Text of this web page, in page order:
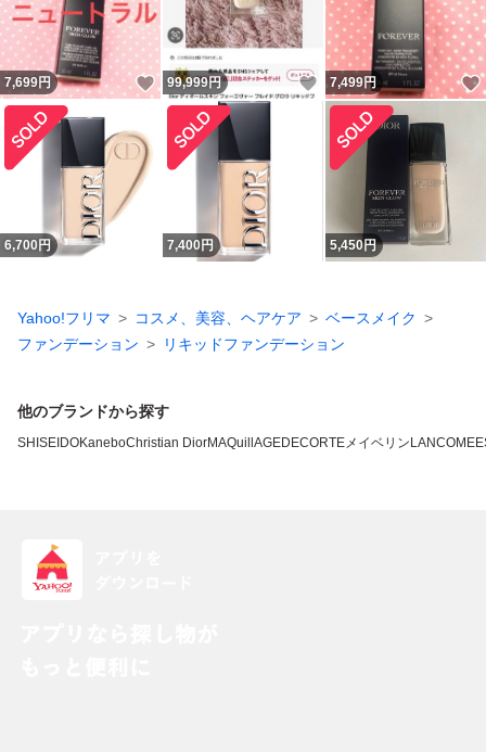
7,699円 いいね！
99,999円 いいね！
7,499円
6,700 円 7,400円 5,450円
Yahoo!フリマ コスメ、美容、ヘアケア
ベースメイク
ファンデーション
リキッドファンデーション
他のブランドから探す
SHISEIDOKaneboChristian DiorMAQuillAGEDECORTEメイベリン LANCOME